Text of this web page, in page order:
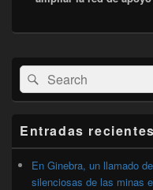
El
área
de
widget
lateral
primaria
Buscar
por:
Buscar
Entradas recientes
En Ginebra, un llamado
silenciosas de las minas